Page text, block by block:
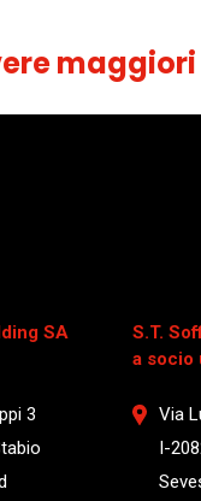
SA
3
S.T.
a socio
Via
I-